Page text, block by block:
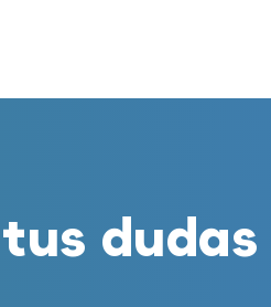
dudas
de descuento en
por parte de Miaudífono y sus